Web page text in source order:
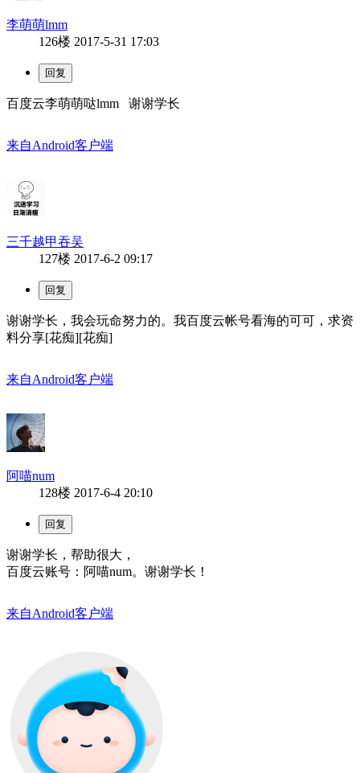
李萌萌lmm
126楼 2017-5-31 17:03
百度云李萌萌哒lmm 谢谢学长
来自Android客户端
三千越甲吞吴
127楼 2017-6-2 09:17
谢谢学长，我会玩命努力的。我百度云帐号看海的可可，求资
料分享[花痴][花痴]
来自Android客户端
阿喵num
128楼 2017-6-4 20:10
谢谢学长，帮助很大，
百度云账号：阿喵num。谢谢学长！
来自Android客户端